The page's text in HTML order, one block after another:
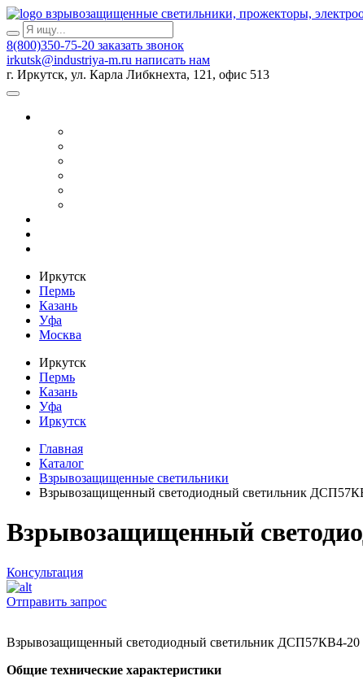
взрывозащищенные светильники, прожекторы,
8(800)350-75-20 заказать звонок
irkutsk@industriya-m.ru написать нам
г. Иркутск, ул. Карла Либкнехта, 121, офис 513
Иркутск
Пермь
Казань
Уфа
Москва
Иркутск
Пермь
Казань
Уфа
Иркутск
Главная
Каталог
Взрывозащищенные светильники
Взрывозащищенный светодиодный светильник
Взрывозащищенный
Консультация
Отправить запрос
Взрывозащищенный светодиодный светильник ДСП57КВ4-
Общие технические характеристики